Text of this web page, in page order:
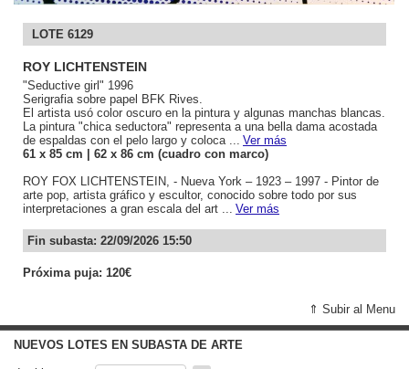
LOTE 6129
ROY LICHTENSTEIN
"Seductive girl" 1996
Serigrafia sobre papel BFK Rives.
El artista usó color oscuro en la pintura y algunas manchas blancas.
La pintura "chica seductora" representa a una bella dama acostada
de espaldas con el pelo largo y coloca ...
Ver más
61 x 85 cm | 62 x 86 cm (cuadro con marco)
ROY FOX LICHTENSTEIN, - Nueva York – 1923 – 1997 - Pintor de
arte pop, artista gráfico y escultor, conocido sobre todo por sus
interpretaciones a gran escala del art ...
Ver más
Fin subasta: 22/09/2026 15:50
Próxima puja: 120€
⇑ Subir al Menu
NUEVOS LOTES EN SUBASTA DE ARTE